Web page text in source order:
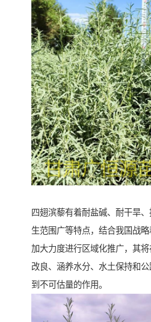
四翅滨藜有着耐盐碱、耐干旱
生范围广等特点，结合我国战
加大力度进行区域化推广，其
改良、涵养水分、水土保持和
到不可估量的作用。